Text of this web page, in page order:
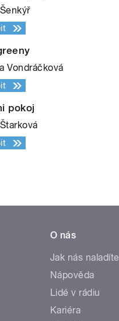
Vondráčková
pokoj
O nás
Jak nás naladíte
Nápověda
Lidé v rádiu
Kariéra